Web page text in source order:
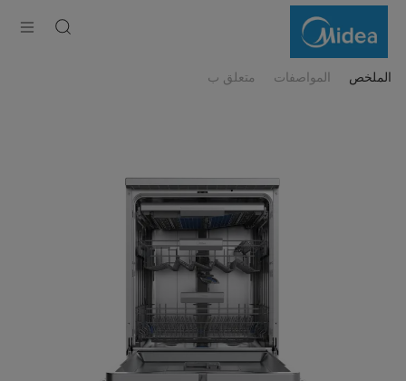
Dishwasher
الملخص المواصفات متعلق ب